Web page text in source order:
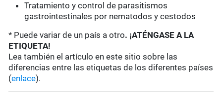
Tratamiento y control de parasitismos
gastrointestinales por nematodos y cestodos
* Puede variar de un país a otro. ¡ATÉNGASE A LA
ETIQUETA!
Lea también el artículo en este sitio sobre las
diferencias entre las etiquetas de los diferentes países
(enlace).